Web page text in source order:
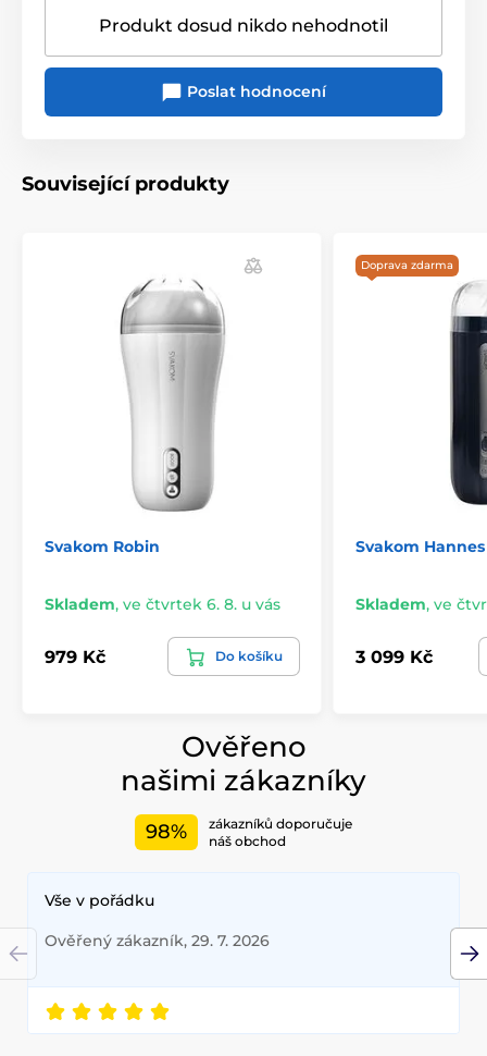
Produkt dosud nikdo nehodnotil
Poslat hodnocení
Související produkty
Svakom Robin
Skladem, ve čtvrtek 6. 8. u vás
979 Kč Do košíku
Doprava zdarma
Svakom
Skladem, ve
3 099 Kč
Ověřeno
našimi zákazníky
98%
zákazníků doporučuje
náš obchod
Vše v pořádku
Ověřený zákazník, 29. 7. 2026